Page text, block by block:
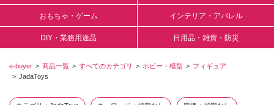
おもちゃ・ゲーム インテリア・アパレル
DIY・業務用途品 日用品・雑貨・防災
e-buyer 商品一覧 すべてのカテゴリ ホビー・模型
フィギュア
JadaToys